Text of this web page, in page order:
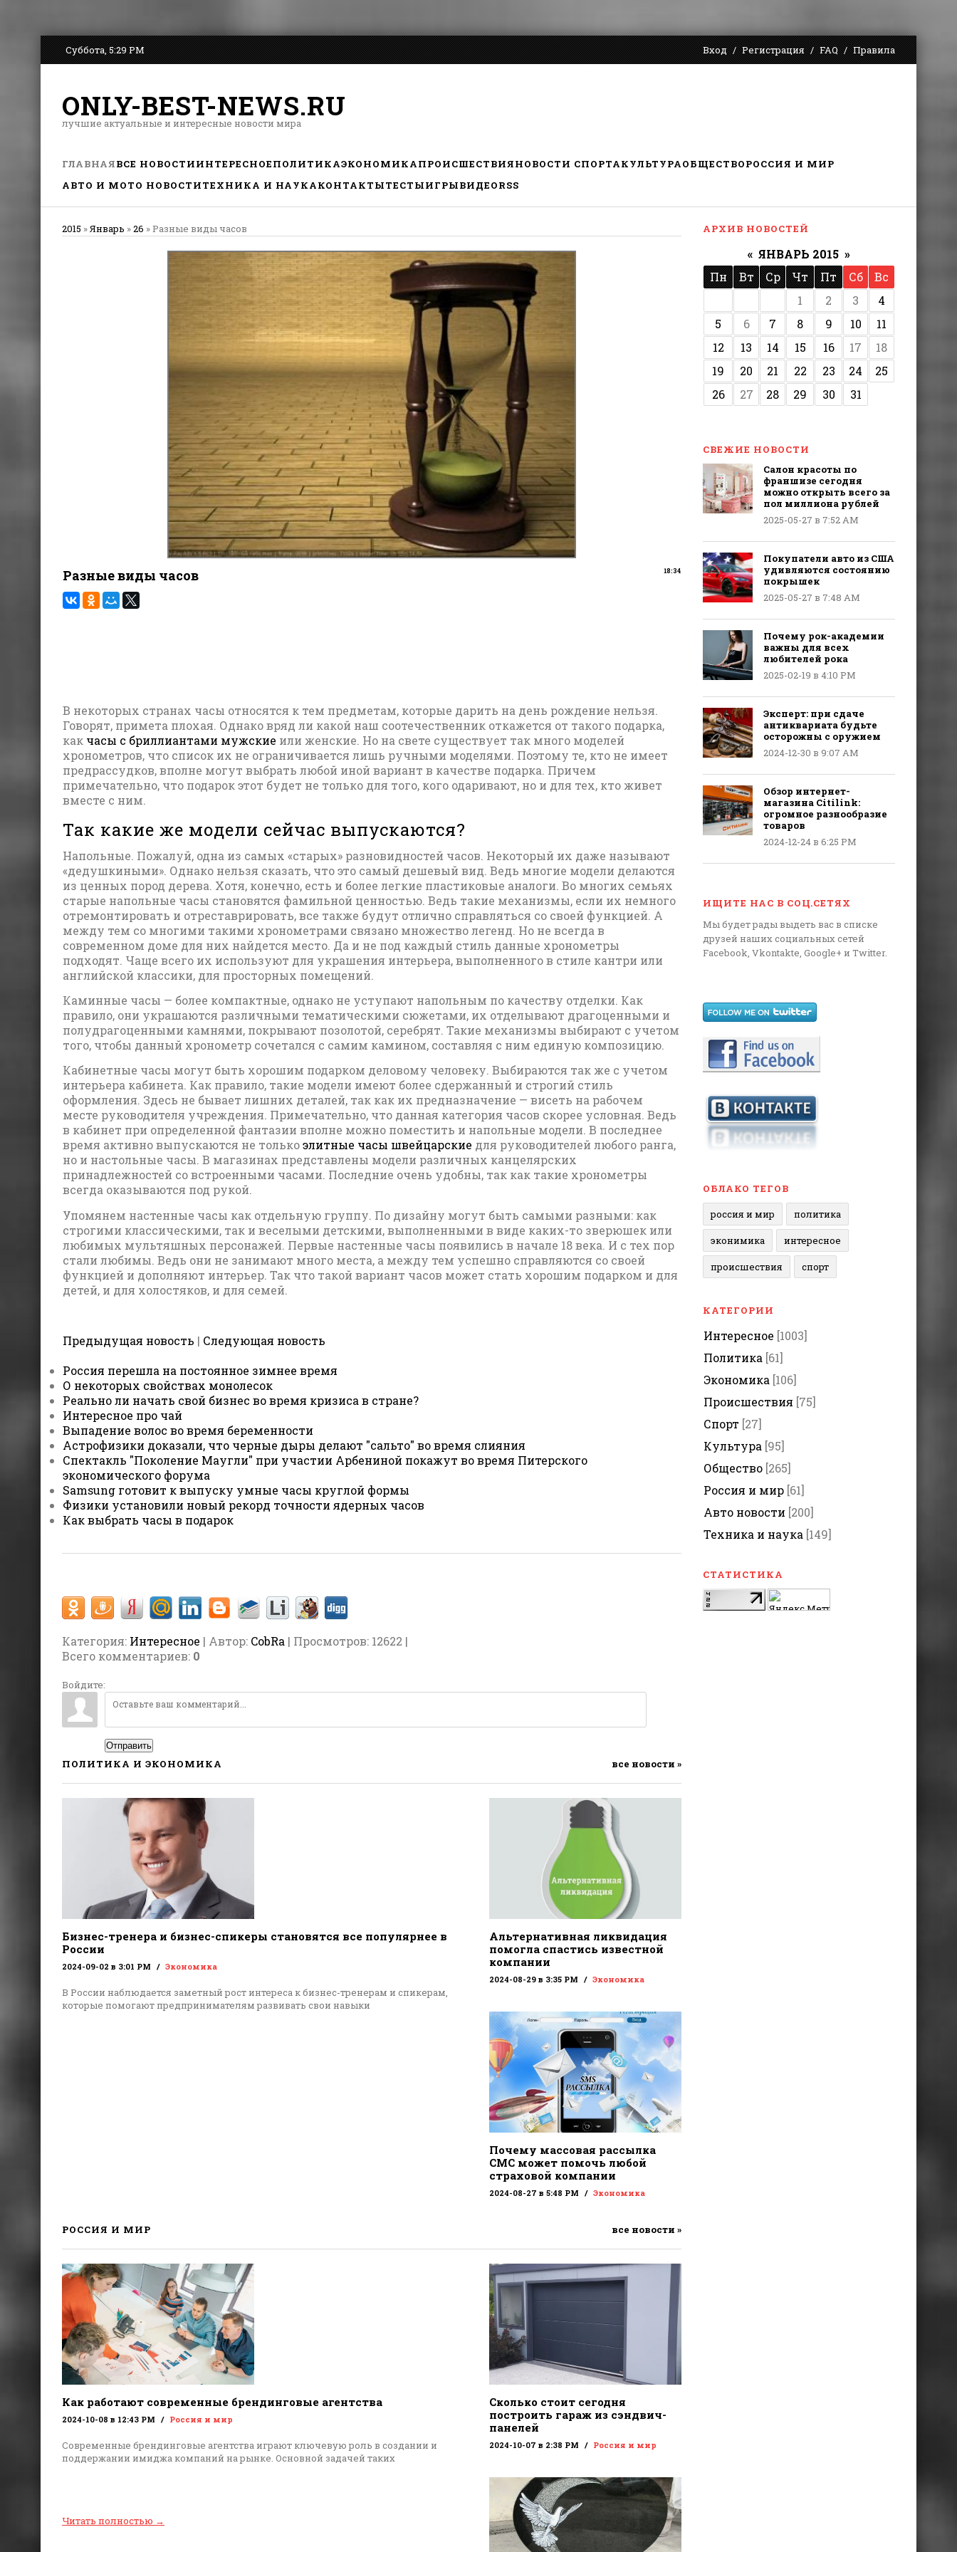
Суббота, 5:29 PM Вход Регистрация FAQ Правила
ONLY-BEST-NEWS.RU
лучшие актуальные и интересные новости мира
ГЛАВНАЯВСЕ НОВОСТИИНТЕРЕСНОЕПОЛИТИКАЭКОНОМИКАПРОИСШЕСТВИЯНОВОСТИ СПОРТАКУЛЬТУРАОБЩЕСТВОРОССИЯ И МИР
АВТО И МОТО НОВОСТИТЕХНИКА И НАУКАКОНТАКТЫТЕСТЫИГРЫВИДЕОRSS
2015 »Январь »26 » Разные виды часов
18:34
Разные виды часов
В некоторых странах часы относятся к тем предметам, которые дарить на день рождение нельзя.
Говорят, примета плохая. Однако вряд ли какой наш соотечественник откажется от такого подарка,
как часы с бриллиантами мужские или женские. Но на свете существует так много моделей
хронометров, что список их не ограничивается лишь ручными моделями. Поэтому те, кто не имеет
предрассудков, вполне могут выбрать любой иной вариант в качестве подарка. Причем
примечательно, что подарок этот будет не только для того, кого одаривают, но и для тех, кто живет
вместе с ним.
Так какие же модели сейчас выпускаются?
Напольные. Пожалуй, одна из самых «старых» разновидностей часов. Некоторый их даже называют
«дедушкиными». Однако нельзя сказать, что это самый дешевый вид. Ведь многие модели делаются
из ценных пород дерева. Хотя, конечно, есть и более легкие пластиковые аналоги. Во многих семьях
старые напольные часы становятся фамильной ценностью. Ведь такие механизмы, если их немного
отремонтировать и отреставрировать, все также будут отлично справляться со своей функцией. А
между тем со многими такими хронометрами связано множество легенд. Но не всегда в
современном доме для них найдется место. Да и не под каждый стиль данные хронометры
подходят. Чаще всего их используют для украшения интерьера, выполненного в стиле кантри или
английской классики, для просторных помещений.
Каминные часы — более компактные, однако не уступают напольным по качеству отделки. Как
правило, они украшаются различными тематическими сюжетами, их отделывают драгоценными и
полудрагоценными камнями, покрывают позолотой, серебрят. Такие механизмы выбирают с учетом
того, чтобы данный хронометр сочетался с самим камином, составляя с ним единую композицию.
Кабинетные часы могут быть хорошим подарком деловому человеку. Выбираются так же с учетом
интерьера кабинета. Как правило, такие модели имеют более сдержанный и строгий стиль
оформления. Здесь не бывает лишних деталей, так как их предназначение — висеть на рабочем
месте руководителя учреждения. Примечательно, что данная категория часов скорее условная. Ведь
в кабинет при определенной фантазии вполне можно поместить и напольные модели. В последнее
время активно выпускаются не толькоэлитные часы швейцарские для руководителей любого ранга,
но и настольные часы. В магазинах представлены модели различных канцелярских
принадлежностей со встроенными часами. Последние очень удобны, так как такие хронометры
всегда оказываются под рукой.
Упомянем настенные часы как отдельную группу. По дизайну могут быть самыми разными: как
строгими классическими, так и веселыми детскими, выполненными в виде каких-то зверюшек или
любимых мультяшных персонажей. Первые настенные часы появились в начале 18 века. И с тех пор
стали любимы. Ведь они не занимают много места, а между тем успешно справляются со своей
функцией и дополняют интерьер. Так что такой вариант часов может стать хорошим подарком и для
детей, и для холостяков, и для семей.
Предыдущая новость | Следующая новость
Россия перешла на постоянное зимнее время
О некоторых свойствах монолесок
Реально ли начать свой бизнес во время кризиса в стране?
Интересное про чай
Выпадение волос во время беременности
Астрофизики доказали, что черные дыры делают "сальто" во время слияния
Спектакль "Поколение Маугли" при участии Арбениной покажут во время Питерского
экономического форума
Samsung готовит к выпуску умные часы круглой формы
Физики установили новый рекорд точности ядерных часов
Как выбрать часы в подарок
Категория: Интересное | Автор: CobRa | Просмотров: 12622 |
Всего комментариев: 0
Войдите:
Отправить
ПОЛИТИКА И ЭКОНОМИКА все новости »
Бизнес-тренера и бизнес-спикеры становятся все популярнее в
России
2024-09-02 в 3:01 PM Экономика
В России наблюдается заметный рост интереса к бизнес-тренерам и спикерам,
которые помогают предпринимателям развивать свои навыки
Альтернативная ликвидация
помогла спастись известной
компании
2024-08-29 в 3:35 PM Экономика
Почему массовая рассылка
СМС может помочь любой
страховой компании
2024-08-27 в 5:48 PM Экономика
РОССИЯ И МИР все новости »
Как работают современные брендинговые агентства
2024-10-08 в 12:43 PM Россия и мир
Современные брендинговые агентства играют ключевую роль в создании и
поддержании имиджа компаний на рынке. Основной задачей таких
Читать полностью →
Сколько стоит сегодня
построить гараж из сэндвич-
панелей
2024-10-07 в 2:38 PM Россия и мир
АРХИВ НОВОСТЕЙ
« ЯНВАРЬ 2015 »
Пн
Вт Ср Чт Пт Сб
Вс
1
2 3
4
5
6 7 8 9 10
11
12
13 14 15 16 17
18
19
20 21 22 23 24
25
26
27 28 29 30 31
СВЕЖИЕ НОВОСТИ
Салон красоты по
франшизе сегодня
можно открыть всего за
пол миллиона рублей
2025-05-27 в 7:52 AM
Покупатели авто из США
удивляются состоянию
покрышек
2025-05-27 в 7:48 AM
Почему рок-академии
важны для всех
любителей рока
2025-02-19 в 4:10 PM
Эксперт: при сдаче
антиквариата будьте
осторожны с оружием
2024-12-30 в 9:07 AM
Обзор интернет-
магазина Citilink:
огромное разнообразие
товаров
2024-12-24 в 6:25 PM
ИЩИТЕ НАС В СОЦ.СЕТЯХ
Мы будет рады выдеть вас в списке
друзей наших социальных сетей
Facebook, Vkontakte, Google+ и Twitter.
ОБЛАКО ТЕГОВ
россия и мир
политика
эконимика интересное
происшествия спорт
КАТЕГОРИИ
Интересное [1003]
Политика [61]
Экономика [106]
Происшествия [75]
Спорт [27]
Культура [95]
Общество [265]
Россия и мир [61]
Авто новости [200]
Техника и наука [149]
СТАТИСТИКА